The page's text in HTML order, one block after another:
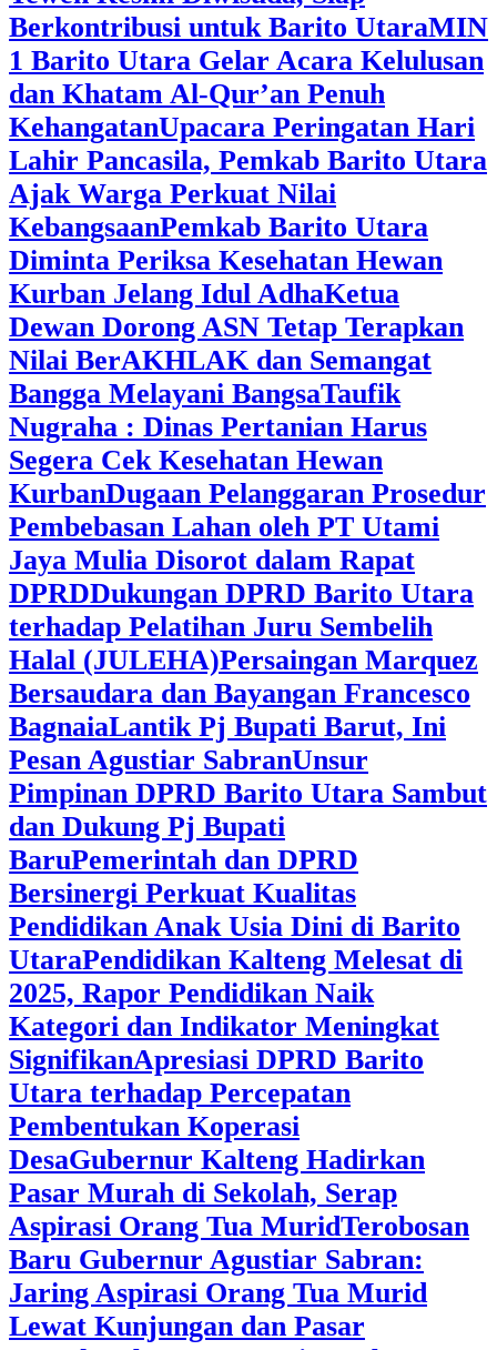
Berkontribusi untuk Barito UtaraMIN
1 Barito Utara Gelar Acara Kelulusan
dan Khatam Al-Qur’an Penuh
KehangatanUpacara Peringatan Hari
Lahir Pancasila, Pemkab Barito Utara
Ajak Warga Perkuat Nilai
KebangsaanPemkab Barito Utara
Diminta Periksa Kesehatan Hewan
Kurban Jelang Idul AdhaKetua
Dewan Dorong ASN Tetap Terapkan
Nilai BerAKHLAK dan Semangat
Bangga Melayani BangsaTaufik
Nugraha : Dinas Pertanian Harus
Segera Cek Kesehatan Hewan
KurbanDugaan Pelanggaran Prosedur
Pembebasan Lahan oleh PT Utami
Jaya Mulia Disorot dalam Rapat
DPRDDukungan DPRD Barito Utara
terhadap Pelatihan Juru Sembelih
Halal (JULEHA)Persaingan Marquez
Bersaudara dan Bayangan Francesco
BagnaiaLantik Pj Bupati Barut, Ini
Pesan Agustiar SabranUnsur
Pimpinan DPRD Barito Utara Sambut
dan Dukung Pj Bupati
BaruPemerintah dan DPRD
Bersinergi Perkuat Kualitas
Pendidikan Anak Usia Dini di Barito
Utara‎Pendidikan Kalteng Melesat di
2025, Rapor Pendidikan Naik
Kategori dan Indikator Meningkat
SignifikanApresiasi DPRD Barito
Utara terhadap Percepatan
Pembentukan Koperasi
Desa‎Gubernur Kalteng Hadirkan
Pasar Murah di Sekolah, Serap
Aspirasi Orang Tua Murid‎Terobosan
Baru Gubernur Agustiar Sabran:
Jaring Aspirasi Orang Tua Murid
Lewat Kunjungan dan Pasar